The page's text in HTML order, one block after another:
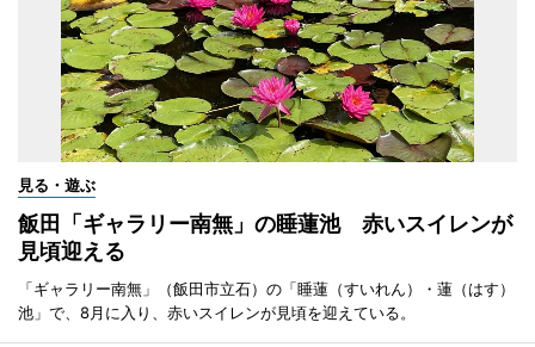
見る・遊ぶ
飯田「ギャラリー南無」の睡蓮池 赤いスイレンが
見頃迎える
「ギャラリー南無」（飯田市立石）の「睡蓮（すいれん）・蓮（はす）
池」で、8月に入り、赤いスイレンが見頃を迎えている。